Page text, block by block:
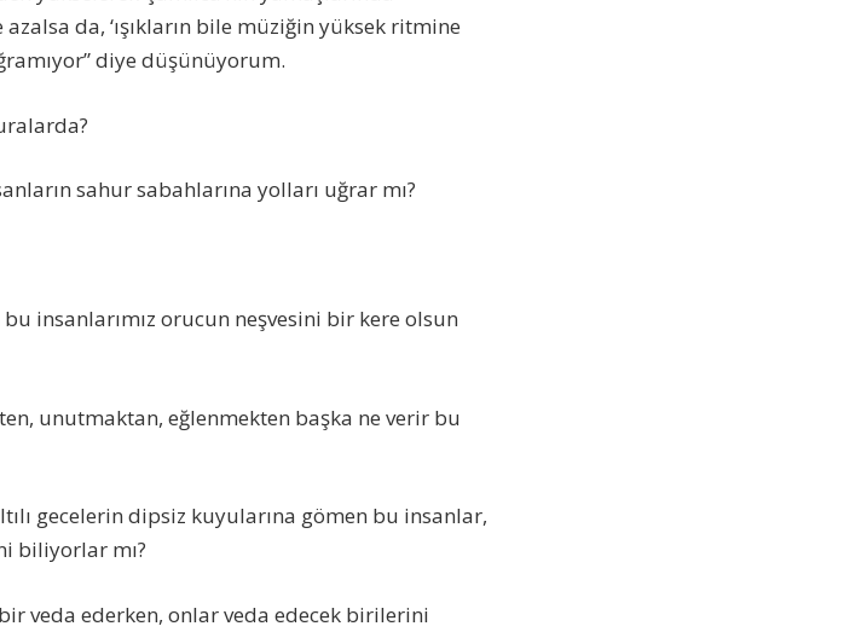
da, ‘ışıkların bile müziğin yüksek ritmine
diye düşünüyorum.
sahur sabahlarına yolları uğrar mı?
insanlarımız orucun neşvesini bir kere olsun
unutmaktan, eğlenmekten başka ne verir bu
gecelerin dipsiz kuyularına gömen bu insanlar,
biliyorlar mı?
veda ederken, onlar veda edecek birilerini